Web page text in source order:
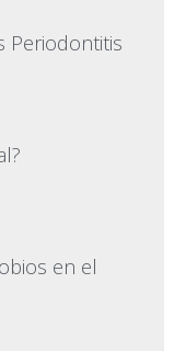
Periodontitis
en el